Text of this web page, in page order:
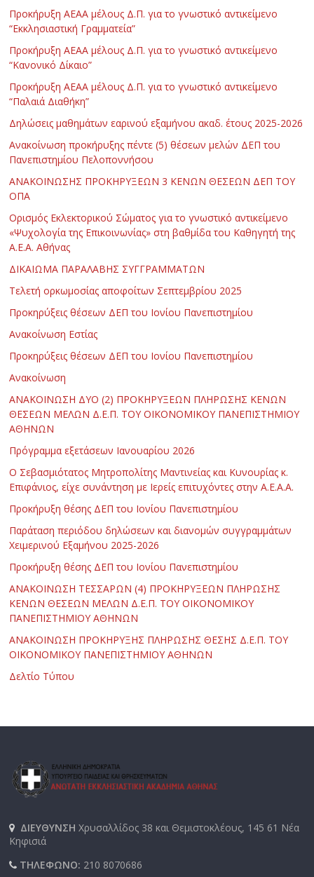
Προκήρυξη ΑΕΑΑ μέλους Δ.Π. για το γνωστικό αντικείμενο
“Εκκλησιαστική Γραμματεία”
Προκήρυξη ΑΕΑΑ μέλους Δ.Π. για το γνωστικό αντικείμενο
“Κανονικό Δίκαιο”
Προκήρυξη ΑΕΑΑ μέλους Δ.Π. για το γνωστικό αντικείμενο
“Παλαιά Διαθήκη”
Δηλώσεις μαθημάτων εαρινού εξαμήνου ακαδ. έτους 2025-2026
Ανακοίνωση προκήρυξης πέντε (5) θέσεων μελών ΔΕΠ του
Πανεπιστημίου Πελοποννήσου
ΑΝΑΚΟΙΝΩΣΗΣ ΠΡΟΚΗΡΥΞΕΩΝ 3 ΚΕΝΩΝ ΘΕΣΕΩΝ ΔΕΠ ΤΟΥ
ΟΠΑ
Ορισμός Εκλεκτορικού Σώματος για το γνωστικό αντικείμενο
«Ψυχολογία της Επικοινωνίας» στη βαθμίδα του Καθηγητή της
Α.Ε.Α. Αθήνας
ΔΙΚΑΙΩΜΑ ΠΑΡΑΛΑΒΗΣ ΣΥΓΓΡΑΜΜΑΤΩΝ
Τελετή ορκωμοσίας αποφοίτων Σεπτεμβρίου 2025
Προκηρύξεις θέσεων ΔΕΠ του Ιονίου Πανεπιστημίου
Ανακοίνωση Εστίας
Προκηρύξεις θέσεων ΔΕΠ του Ιονίου Πανεπιστημίου
Ανακοίνωση
ΑΝΑΚΟΙΝΩΣΗ ΔΥΟ (2) ΠΡΟΚΗΡΥΞΕΩΝ ΠΛΗΡΩΣΗΣ ΚΕΝΩΝ
ΘΕΣΕΩΝ ΜΕΛΩΝ Δ.Ε.Π. ΤΟΥ ΟΙΚΟΝΟΜΙΚΟΥ ΠΑΝΕΠΙΣΤΗΜΙΟΥ
ΑΘΗΝΩΝ
Πρόγραμμα εξετάσεων Ιανουαρίου 2026
Ο Σεβασμιότατος Μητροπολίτης Μαντινείας και Κυνουρίας κ.
Επιφάνιος, είχε συνάντηση με Ιερείς επιτυχόντες στην Α.Ε.Α.Α.
Προκήρυξη θέσης ΔΕΠ του Ιονίου Πανεπιστημίου
Παράταση περιόδου δηλώσεων και διανομών συγγραμμάτων
Χειμερινού Εξαμήνου 2025-2026
Προκήρυξη θέσης ΔΕΠ του Ιονίου Πανεπιστημίου
ΑΝΑΚΟΙΝΩΣΗ ΤΕΣΣΑΡΩΝ (4) ΠΡΟΚΗΡΥΞΕΩΝ ΠΛΗΡΩΣΗΣ
ΚΕΝΩΝ ΘΕΣΕΩΝ ΜΕΛΩΝ Δ.Ε.Π. ΤΟΥ ΟΙΚΟΝΟΜΙΚΟΥ
ΠΑΝΕΠΙΣΤΗΜΙΟΥ ΑΘΗΝΩΝ
ΑΝΑΚΟΙΝΩΣΗ ΠΡΟΚΗΡΥΞΗΣ ΠΛΗΡΩΣΗΣ ΘΕΣΗΣ Δ.Ε.Π. ΤΟΥ
ΟΙΚΟΝΟΜΙΚΟΥ ΠΑΝΕΠΙΣΤΗΜΙΟΥ ΑΘΗΝΩΝ
Δελτίο Τύπου
ΔΙΕΥΘΥΝΣΗΧρυσαλλίδος 38 και Θεμιστοκλέους, 145 61 Νέα
Κηφισιά
ΤΗΛΕΦΩΝΟ: 210 8070686